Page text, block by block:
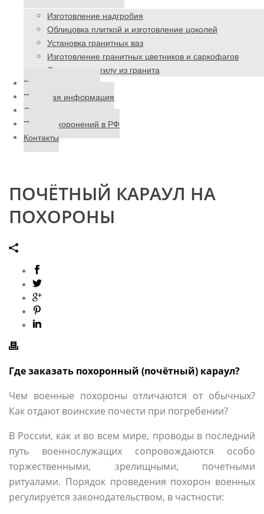
Изготовление надгробия
Облицовка плиткой и изготовление цоколей
Установка гранитных ваз
Изготовление гранитных цветников и саркофагов
Ограда на могилу из гранита
Ритуальные товары
Полезная информация
Отзывы
Поиск захоронений в РФ
Контакты
ПОЧЁТНЫЙ КАРАУЛ НА
ПОХОРОНЫ
Где заказать похоронный (почётный) караул?
Чем военные похороны отличаются от обычных?
Как отдают воинские почести при погребении?
В России, как и во всем мире, проводы в последний
путь военнослужащих сопровождаются особо
торжественными, зрелищными, почетными
ритуалами. Порядок проведения похорон военных
регулируется законодательством, в частности: